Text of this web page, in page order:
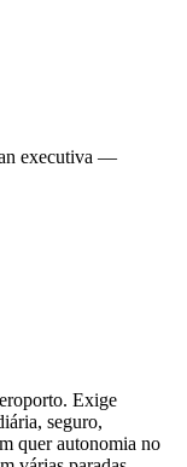
executiva —
Exige
seguro,
quer autonomia no